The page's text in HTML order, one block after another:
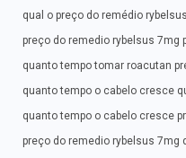
qual o preço do remédio
preço do remedio rybelsus 7mg
quanto tempo tomar roacutan
quanto tempo o cabelo cresce
quanto tempo o cabelo cresce
preço do remedio rybelsus